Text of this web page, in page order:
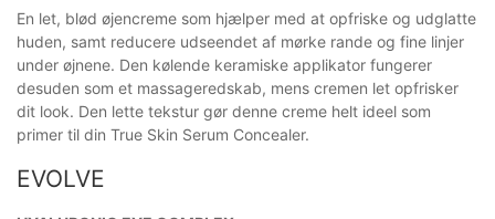
En let, blød øjencreme som hjælper med at opfriske og udglatte
huden, samt reducere udseendet af mørke rande og fine linjer
under øjnene. Den kølende keramiske applikator fungerer
desuden som et massageredskab, mens cremen let opfrisker
dit look. Den lette tekstur gør denne creme helt ideel som
primer til din True Skin Serum Concealer.
EVOLVE